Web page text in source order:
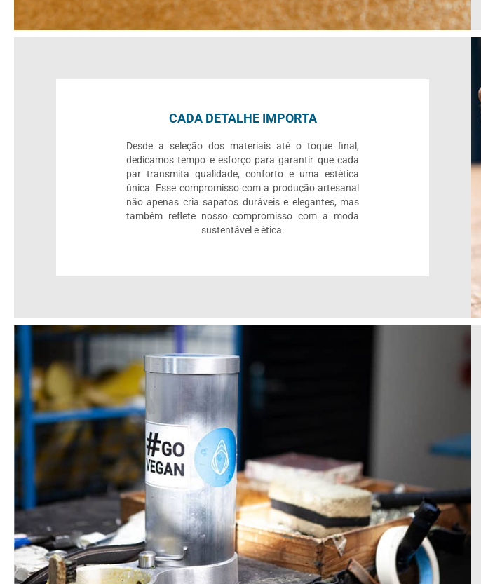
CADA DETALHE IMPORTA
Desde a seleção dos materiais até o toque final,
dedicamos tempo e esforço para garantir que cada
par transmita qualidade, conforto e uma estética
única. Esse compromisso com a produção artesanal
não apenas cria sapatos duráveis e elegantes, mas
também reflete nosso compromisso com a moda
sustentável e ética.